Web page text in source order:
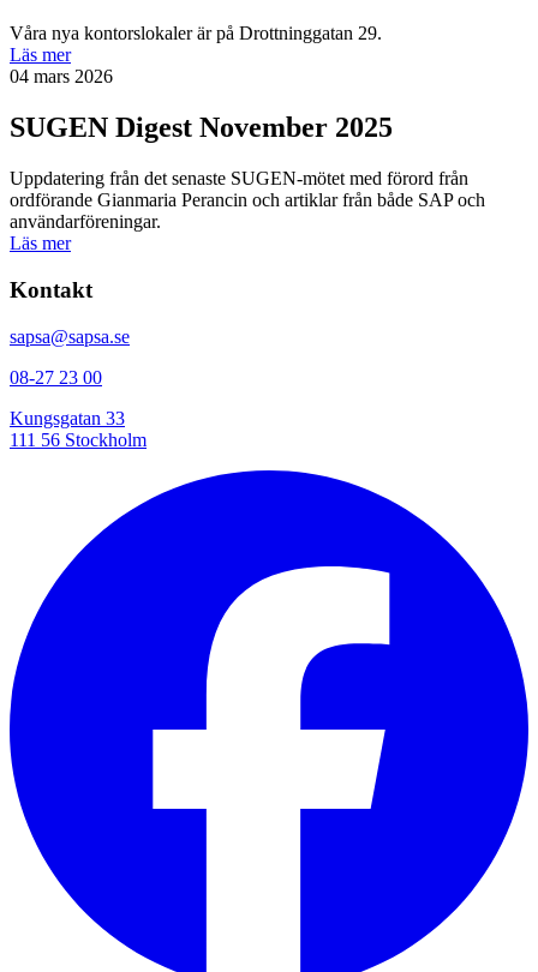
Våra nya kontorslokaler är på Drottninggatan 29.
Läs mer
04 mars 2026
SUGEN Digest November 2025
Uppdatering från det senaste SUGEN-mötet med förord från
ordförande Gianmaria Perancin och artiklar från både SAP och
användarföreningar.
Läs mer
Kontakt
sapsa@sapsa.se
08-27 23 00
Kungsgatan 33
111 56 Stockholm